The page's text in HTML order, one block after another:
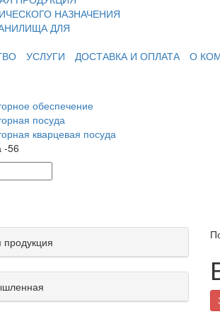
НАЗНАЧЕНИЯ
ДЛЯ
УСЛУГИ ДОСТАВКА И ОПЛАТА О
обеспечение
посуда
кварцевая посуда
-56